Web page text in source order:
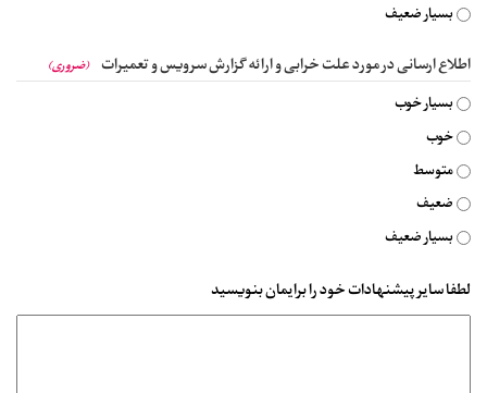
بسیار ضعیف
اطلاع ارسانی در مورد علت خرابی و ارائه گزارش سرویس و تعمیرات (ضروری)
بسیار خوب
خوب
متوسط
ضعیف
بسیار ضعیف
لطفا سایر پیشنهادات خود را برایمان بنویسید